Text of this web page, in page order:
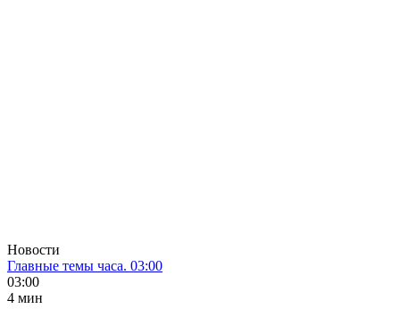
Новости
Главные темы часа. 03:00
03:00
4 мин